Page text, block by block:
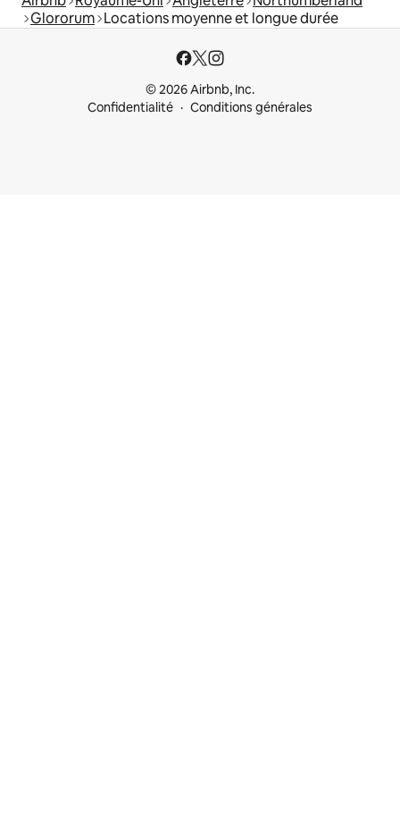
Glororum Locations moyenne et longue durée
© 2026 Airbnb, Inc.
Confidentialité
Conditions générales